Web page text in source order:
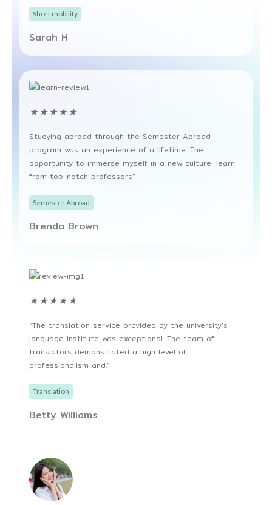
Sarah H
Short mobility
Studying abroad through the Semester Abroad
program was an experience of a lifetime. The
opportunity to immerse myself in a new culture, learn
from top-notch professors”
★ ★ ★ ★ ★
Brenda Brown
Semester Abroad
“The translation service provided by the university’s
language institute was exceptional. The team of
translators demonstrated a high level of
professionalism and.“
★ ★ ★ ★ ★
Betty Williams
Translation